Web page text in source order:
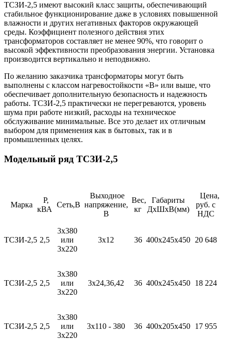
ТСЗИ-2,5 имеют высокий класс защиты, обеспечивающий
стабильное функционирование даже в условиях повышенной
влажности и других негативных факторов окружающей
среды. Коэффициент полезного действия этих
трансформаторов составляет не менее 90%, что говорит о
высокой эффективности преобразования энергии. Установка
производится вертикально и неподвижно.
По желанию заказчика трансформаторы могут быть
выполнены с классом нагревостойкости «В» или выше, что
обеспечивает дополнительную безопасность и надежность
работы. ТСЗИ-2,5 практически не перегреваются, уровень
шума при работе низкий, расходы на техническое
обслуживание минимальные. Все это делает их отличным
выбором для применения как в бытовых, так и в
промышленных целях.
Модельный ряд ТСЗИ-2,5
Марка
Р,
кВА
Сеть,В
Выходное
напряжение,
В
Вес,
кг
Габариты
ДхШхВ(мм)
Цена,
руб. с
НДС
ТСЗИ-2,5 2,5
3х380
или
3х220
3х12 36 400х245х450 20 648
ТСЗИ-2,5 2,5
3х380
или
3х220
3х24,36,42 36 400х245х450 18 224
ТСЗИ-2,5 2,5
3х380
или
3х220
3х110 - 380 36 400х205х450 17 955